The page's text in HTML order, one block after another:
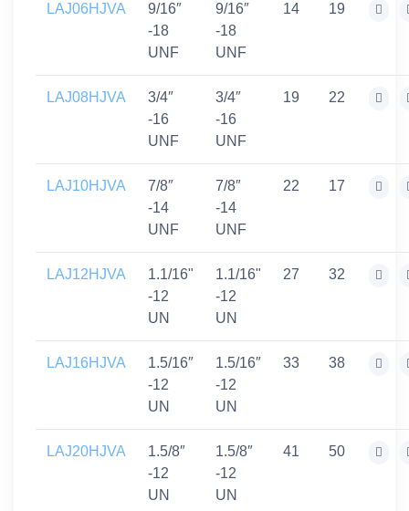
LAJ06HJVA
9/16″
-18
UNF
9/16″
-18
UNF
14 19
LAJ08HJVA
3/4″
-16
UNF
3/4″
-16
UNF
19 22
LAJ10HJVA
7/8″
-14
UNF
7/8″
-14
UNF
22 17
LAJ12HJVA
1.1/16"
-12
UN
1.1/16"
-12
UN
27 32
LAJ16HJVA
1.5/16″
-12
UN
1.5/16″
-12
UN
33 38
LAJ20HJVA
1.5/8″
-12
UN
1.5/8″
-12
UN
41 50